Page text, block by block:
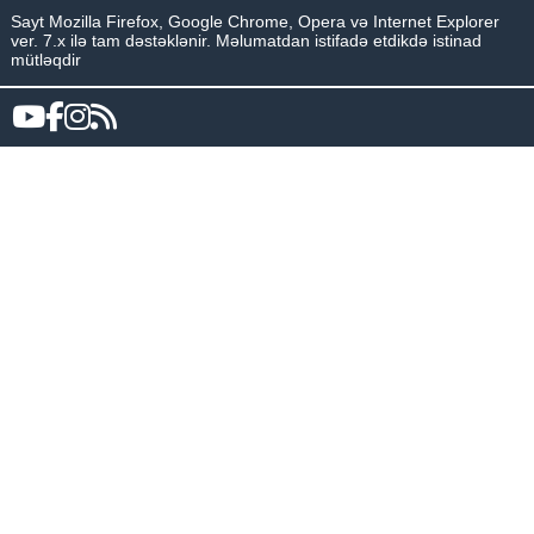
Sayt Mozilla Firefox, Google Chrome, Opera və Internet Explorer
ver. 7.x ilə tam dəstəklənir. Məlumatdan istifadə etdikdə istinad
mütləqdir